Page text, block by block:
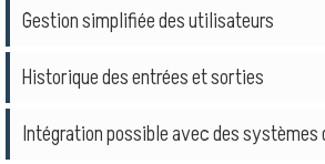
Gestion simplifiée des utilisateurs
Historique des entrées et sorties
Intégration possible avec des systèmes